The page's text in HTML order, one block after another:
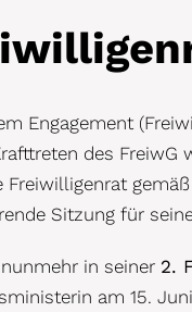
Engagement
des FreiwG
Freiwilligenrat
Sitzung für
in seiner 2.
am 15.